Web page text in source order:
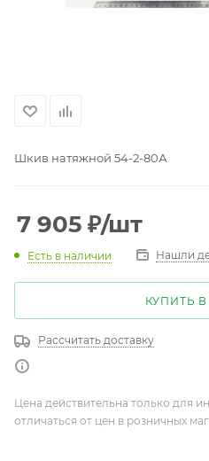
Шкив натяжной 54-2-80А
7 905 ₽/шт
Есть в наличии Нашли
КУПИТЬ В
Рассчитать доставку
Цена действительна только для
отличаться от цен в розничных